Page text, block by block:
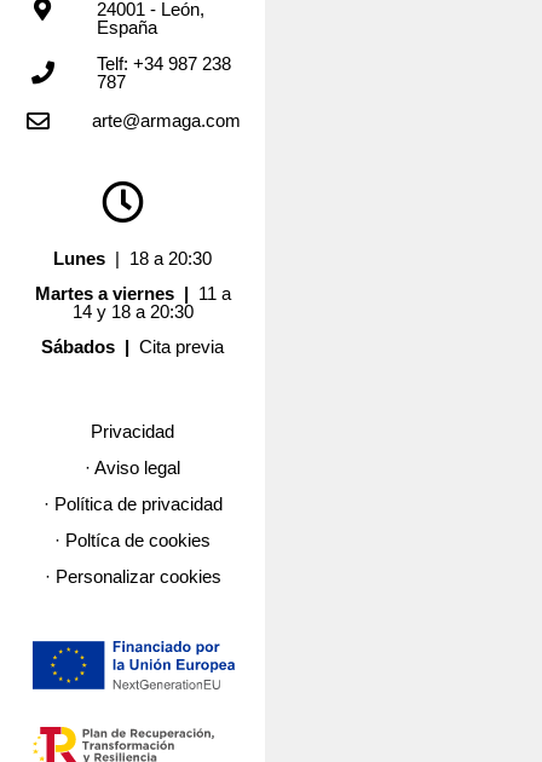
24001 - León,
España
Telf: +34 987 238
787
arte@armaga.com
Lunes | 18 a 20:30
Martes a viernes | 11 a
14 y 18 a 20:30
Sábados |Cita previa
Privacidad
· Aviso legal
· Política de privacidad
· Poltíca de cookies
· Personalizar cookies